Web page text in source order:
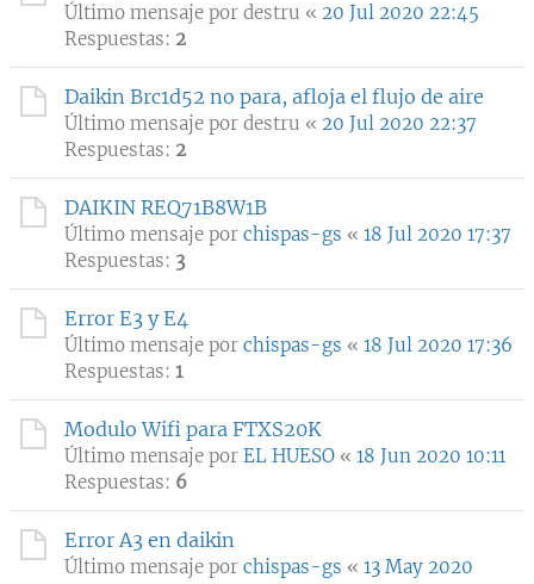
Último mensaje por destru « 20 Jul 2020 22:45
Respuestas: 2
Daikin Brc1d52 no para, afloja el flujo de aire
Último mensaje por destru « 20 Jul 2020 22:37
Respuestas: 2
DAIKIN REQ71B8W1B
Último mensaje por chispas-gs « 18 Jul 2020 17:37
Respuestas: 3
Error E3 y E4
Último mensaje por chispas-gs « 18 Jul 2020 17:36
Respuestas: 1
Modulo Wifi para FTXS20K
Último mensaje por EL HUESO « 18 Jun 2020 10:11
Respuestas: 6
Error A3 en daikin
Último mensaje por chispas-gs « 13 May 2020